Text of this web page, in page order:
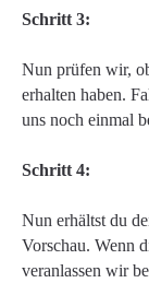
Schritt 3:
Nun prüfen wir,
erhalten haben.
uns noch einmal
Schritt 4:
Nun erhältst du
Vorschau. Wenn
veranlassen wir